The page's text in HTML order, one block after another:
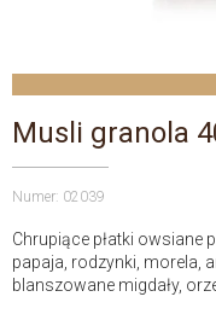
Musli granola
Numer: 02039
Chrupiące płatki owsiane
papaja, rodzynki, morela,
blanszowane migdały,